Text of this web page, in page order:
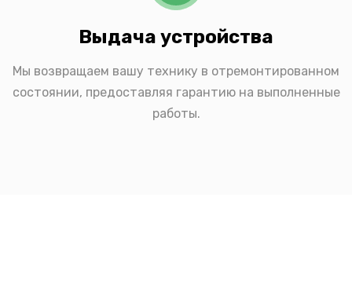
Выдача устройства
Мы возвращаем вашу технику в отремонтированном
состоянии, предоставляя гарантию на выполненные
работы.